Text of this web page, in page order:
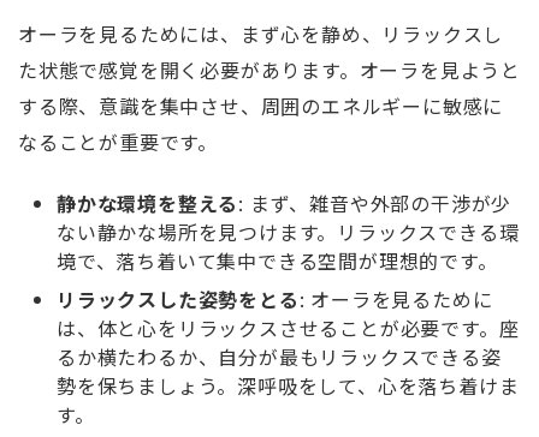
オーラを見るためには、まず心を静め、リラックスし
た状態で感覚を開く必要があります。オーラを見ようと
する際、意識を集中させ、周囲のエネルギーに敏感に
なることが重要です。
静かな環境を整える: まず、雑音や外部の干渉が少
ない静かな場所を見つけます。リラックスできる環
境で、落ち着いて集中できる空間が理想的です。
リラックスした姿勢をとる: オーラを見るために
は、体と心をリラックスさせることが必要です。座
るか横たわるか、自分が最もリラックスできる姿
勢を保ちましょう。深呼吸をして、心を落ち着けま
す。